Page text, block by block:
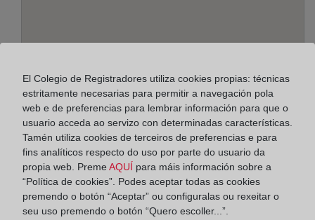
Enderezo:
Carmen, 7 - 1º, oficina 1, 24001
Horario:
El Colegio de Registradores utiliza cookies propias: técnicas
estritamente necesarias para permitir a navegación pola
web e de preferencias para lembrar información para que o
usuario acceda ao servizo con determinadas características.
Tamén utiliza cookies de terceiros de preferencias e para
fins analíticos respecto do uso por parte do usuario da
propia web. Preme AQUÍ para máis información sobre a
“Política de cookies”. Podes aceptar todas as cookies
premendo o botón “Aceptar” ou configuralas ou rexeitar o
seu uso premendo o botón “Quero escoller...”.